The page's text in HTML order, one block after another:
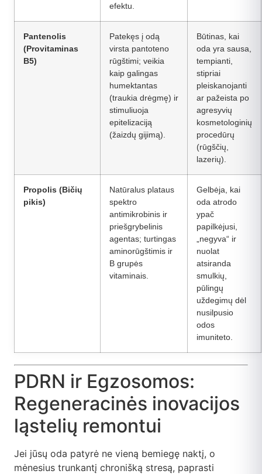
efektu.
Pantenolis
(Provitaminas
B5)
Patekęs į odą
virsta pantoteno
rūgštimi; veikia
kaip galingas
humektantas
(traukia drėgmę) ir
stimuliuoja
epitelizaciją
(žaizdų gijimą).
Būtinas, kai
oda yra sausa,
tempianti,
stipriai
pleiskanojanti
ar pažeista po
agresyvių
kosmetologinių
procedūrų
(rūgščių,
lazerių).
Propolis (Bičių
pikis)
Natūralus plataus
spektro
antimikrobinis ir
priešgrybelinis
agentas; turtingas
aminorūgštimis ir
B grupės
vitaminais.
Gelbėja, kai
oda atrodo
ypač
papilkėjusi,
„negyva“ ir
nuolat
atsiranda
smulkių,
pūlingų
uždegimų dėl
nusilpusio
odos
imuniteto.
PDRN ir Egzosomos:
Regeneracinės inovacijos
ląstelių remontui
Jei jūsų oda patyrė ne vieną bemiegę naktį, o
mėnesius trunkantį chronišką stresą, paprasti